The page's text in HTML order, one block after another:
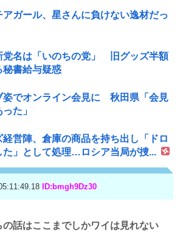
ガール、星さんに負けない逸材だっ
党名は「いのちの党」 旧グッズ半額
書給与疑惑
姿でオンライン会見に 秋田県「会見
た」
経営陣、倉庫の商品を持ち出し「ドロ
た」として処理…ロシア当局が捜...
ID:bmgh9Dz30
の話はここまでしかワイは見れない